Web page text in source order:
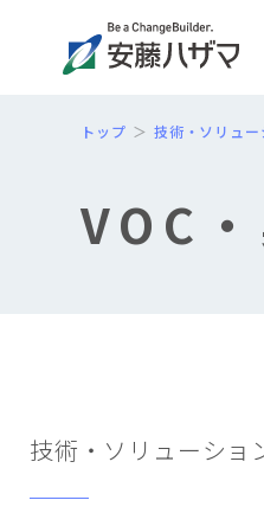
トップ 技術・ソリュー
VOC
技術・ソリューショ